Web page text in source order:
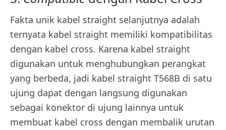
Fakta unik kabel straight selanjutnya adalah
ternyata kabel straight memiliki kompatibilitas
dengan kabel cross. Karena kabel straight
digunakan untuk menghubungkan perangkat
yang berbeda, jadi kabel straight T568B di satu
ujung dapat dengan langsung digunakan
sebagai konektor di ujung lainnya untuk
membuat kabel cross dengan membalik urutan